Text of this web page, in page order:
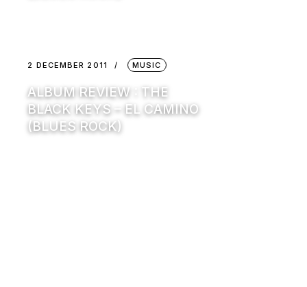
2 DECEMBER 2011 MUSIC
ALBUM REVIEW : THE
BLACK KEYS – EL CAMINO
(BLUES ROCK)